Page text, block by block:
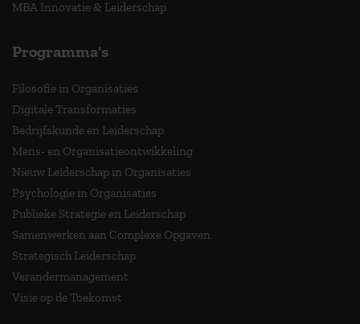
MBA Innovatie & Leiderschap
Programma's
Filosofie in Organisaties
Digitale Transformaties
Bedrijfskunde en Leiderschap
Mens- en Organisatieontwikkeling
Nieuw Leiderschap in Organisaties
Psychologie in Organisaties
Publieke Strategie en Leiderschap
Samenwerken aan Complexe Opgaven
Strategisch Leiderschap
Verandermanagement
Visie op de Toekomst